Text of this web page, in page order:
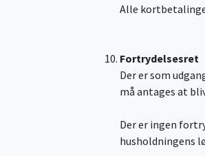
Alle
Fortrydelsesret
Der er som
må antages at
Der er ingen
husholdningens